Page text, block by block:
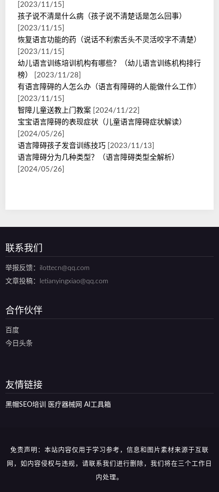
[2023/11/15]
孩子说不清是什么病（孩子说不清楚话是怎么回事）
[2023/11/15]
恢复语言功能的药（说话不利索舌头不灵活咬字不清楚）
[2023/11/15]
幼儿语言训练培训机构有哪些？（幼儿语言训练机构排行
榜）
[2023/11/28]
有语言障碍的人怎么办（语言有障碍的人能做什么工作）
[2023/11/15]
智障儿童送教上门教案 [2024/11/22]
宝宝语言障碍的表现症状（儿童语言障碍症状解读）
[2024/05/26]
语言障碍孩子发音训练技巧 [2023/11/13]
语言障碍分为几种类型？（语言障碍类型全解析）
[2024/05/26]
联系我们
举报反馈：ilottecn@qq.com
文章投稿：letianyingxiao@qq.com
合作伙伴
百度
今日头条
友情链接
黑帽SEO培训 医疗器械网 AI工具箱
免责声明：本站内容仅用于学习参考，信息和图片素材来源于互联
网，如内容侵权与违规，请联系我们进行删除，我们将在三个工作日
内处理。